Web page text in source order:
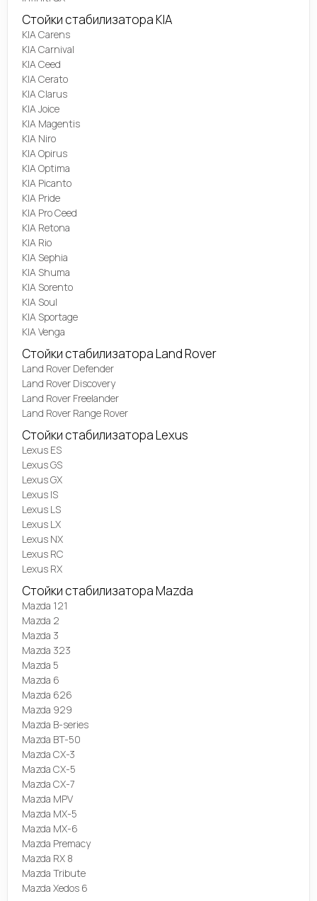
Стойки стабилизатора KIA
KIA Carens
KIA Carnival
KIA Ceed
KIA Cerato
KIA Clarus
KIA Joice
KIA Magentis
KIA Niro
KIA Opirus
KIA Optima
KIA Picanto
KIA Pride
KIA Pro Ceed
KIA Retona
KIA Rio
KIA Sephia
KIA Shuma
KIA Sorento
KIA Soul
KIA Sportage
KIA Venga
Стойки стабилизатора Land Rover
Land Rover Defender
Land Rover Discovery
Land Rover Freelander
Land Rover Range Rover
Стойки стабилизатора Lexus
Lexus ES
Lexus GS
Lexus GX
Lexus IS
Lexus LS
Lexus LX
Lexus NX
Lexus RC
Lexus RX
Стойки стабилизатора Mazda
Mazda 121
Mazda 2
Mazda 3
Mazda 323
Mazda 5
Mazda 6
Mazda 626
Mazda 929
Mazda B-series
Mazda BT-50
Mazda CX-3
Mazda CX-5
Mazda CX-7
Mazda MPV
Mazda MX-5
Mazda MX-6
Mazda Premacy
Mazda RX 8
Mazda Tribute
Mazda Xedos 6